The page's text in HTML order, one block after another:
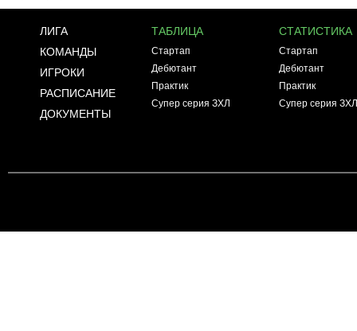
ЛИГА
КОМАНДЫ
ТАБЛИЦА
Стартап
Дебютант
Практик
Супер серия ЗХЛ
СТАТИСТИКА
Стартап
Дебютант
Практик
Супер серия ЗХЛ
ИГРОКИ
РАСПИСАНИЕ
ДОКУМЕНТЫ